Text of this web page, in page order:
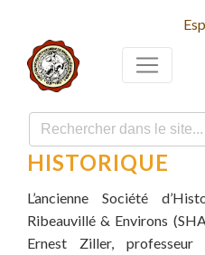
HISTORIQUE
L’ancienne Société
Ribeauvillé & Environs
Ernest Ziller,